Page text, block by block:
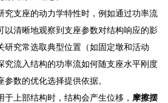
究支座的动力学特性时，例如通过功率流
以清晰地观察到支座参数对结构响应的影
研究常选取典型位置（如固定墩和活动
究流入结构的功率流如何随支座水平刚度
数的优化选择提供依据。
于上部结构时，结构会产生位移， 摩擦摆